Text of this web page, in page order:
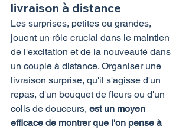
livraison à distance
Les surprises, petites ou grandes,
jouent un rôle crucial dans le maintien
de l'excitation et de la nouveauté dans
un couple à distance. Organiser une
livraison surprise, qu'il s'agisse d'un
repas, d'un bouquet de fleurs ou d'un
colis de douceurs, est un moyen
efficace de montrer que l'on pense à